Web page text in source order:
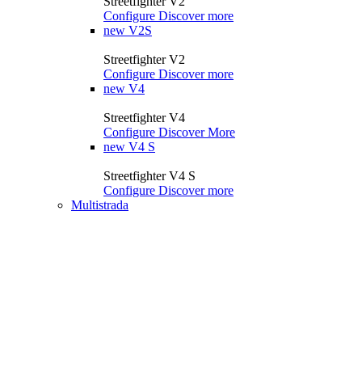
Configure Discover more
new V2S
Streetfighter V2
Configure Discover more
new V4
Streetfighter V4
Configure Discover More
new V4 S
Streetfighter V4 S
Configure Discover more
Multistrada